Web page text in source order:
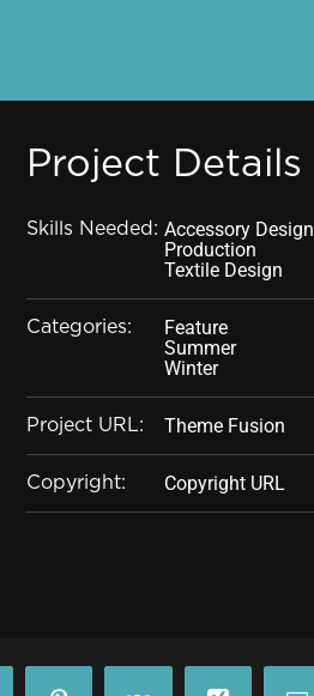
Project Details
Skills Needed: Accessory Design
Production
Textile Design
Categories:
Feature
Summer
Winter
Project URL: Theme Fusion
Copyright: Copyright URL